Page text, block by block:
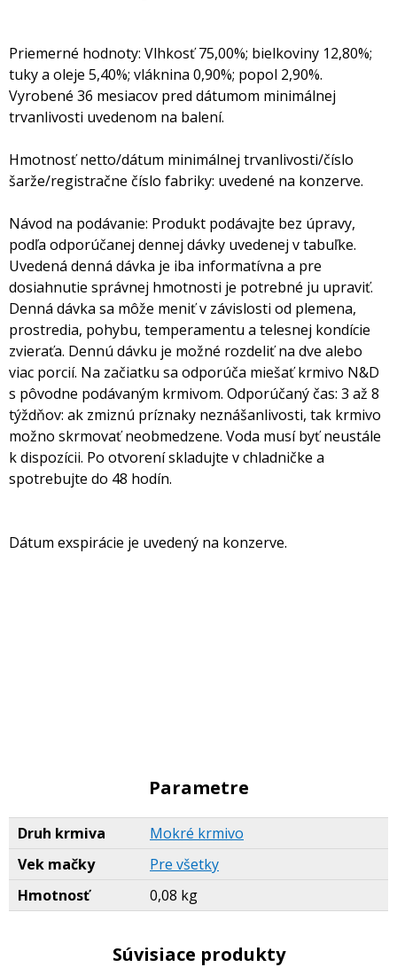
Priemerné hodnoty: Vlhkosť 75,00%; bielkoviny 12,80%;
tuky a oleje 5,40%; vláknina 0,90%; popol 2,90%.
Vyrobené 36 mesiacov pred dátumom minimálnej
trvanlivosti uvedenom na balení.
Hmotnosť netto/dátum minimálnej trvanlivosti/číslo
šarže/registračne číslo fabriky: uvedené na konzerve.
Návod na podávanie: Produkt podávajte bez úpravy,
podľa odporúčanej dennej dávky uvedenej v tabuľke.
Uvedená denná dávka je iba informatívna a pre
dosiahnutie správnej hmotnosti je potrebné ju upraviť.
Denná dávka sa môže meniť v závislosti od plemena,
prostredia, pohybu, temperamentu a telesnej kondície
zvieraťa. Dennú dávku je možné rozdeliť na dve alebo
viac porcií. Na začiatku sa odporúča miešať krmivo N&D
s pôvodne podávaným krmivom. Odporúčaný čas: 3 až 8
týždňov: ak zmiznú príznaky neznášanlivosti, tak krmivo
možno skrmovať neobmedzene. Voda musí byť neustále
k dispozícii. Po otvorení skladujte v chladničke a
spotrebujte do 48 hodín.
Dátum exspirácie je uvedený na konzerve.
Parametre
Druh krmiva
Mokré krmivo
Vek mačky
Pre všetky
Hmotnosť
0,08 kg
Súvisiace produkty